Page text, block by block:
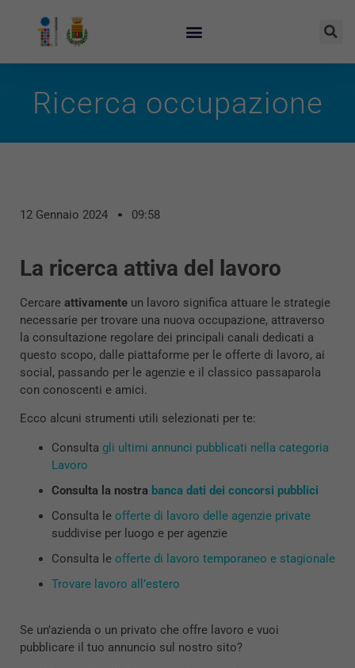
Ricerca occupazione
12 Gennaio 2024 09:58
La ricerca attiva del lavoro
Cercare attivamente un lavoro significa attuare le strategie
necessarie per trovare una nuova occupazione, attraverso
la consultazione regolare dei principali canali dedicati a
questo scopo, dalle piattaforme per le offerte di lavoro, ai
social, passando per le agenzie e il classico passaparola
con conoscenti e amici.
Ecco alcuni strumenti utili selezionati per te:
Consulta gli ultimi annunci pubblicati nella categoria
Lavoro
Consulta la nostra banca dati dei concorsi pubblici
Consulta le offerte di lavoro delle agenzie private
suddivise per luogo e per agenzie
Consulta le offerte di lavoro temporaneo e stagionale
Trovare lavoro all’estero
Se un’azienda o un privato che offre lavoro e vuoi
pubblicare il tuo annuncio sul nostro sito?